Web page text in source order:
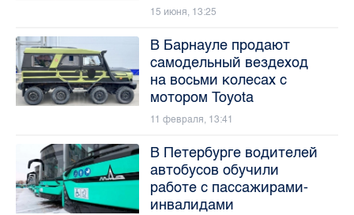
15 июня, 13:25
В Барнауле продают
самодельный вездеход
на восьми колесах с
мотором Toyota
11 февраля, 13:41
В Петербурге водителей
автобусов обучили
работе с пассажирами-
инвалидами